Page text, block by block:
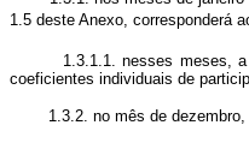
1.5 deste Anexo, corresponderá
1.3.1.1. nesses meses, a
coeficientes individuais de
1.3.2. no mês de dezembro, o